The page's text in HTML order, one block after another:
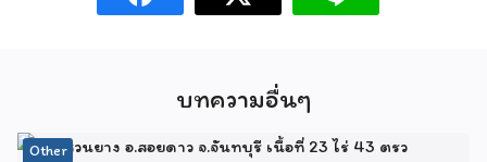
บทความอื่นๆ
Other